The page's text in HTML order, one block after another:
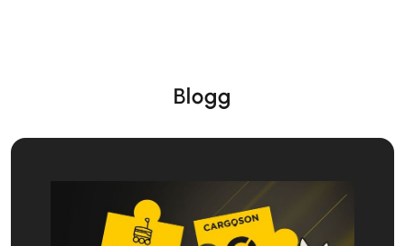
Yfirmaður flutningamála hjá Starship Technologies
Framleiðandi sjálfkeyrandi afhendingarróbóta
Lesa meira...
Blogg